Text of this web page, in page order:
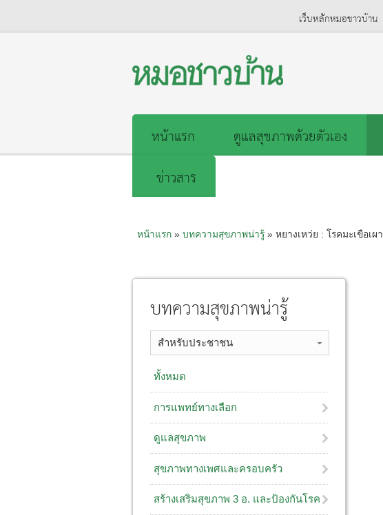
เว็บหลักหมอชาวบ้าน
หน้าแรก ดูแลสุขภาพด้วยตัวเอง
ข่าวสาร
หน้าแรก» บทความสุขภาพน่ารู้» หยางเหว่ย : โรคมะเขือเผา
บทความสุขภาพน่ารู้
สำหรับประชาชน
ทั้งหมด
การแพทย์ทางเลือก
ดูแลสุขภาพ
สุขภาพทางเพศและครอบครัว
สร้างเสริมสุขภาพ 3 อ. ​และป้องกันโรค